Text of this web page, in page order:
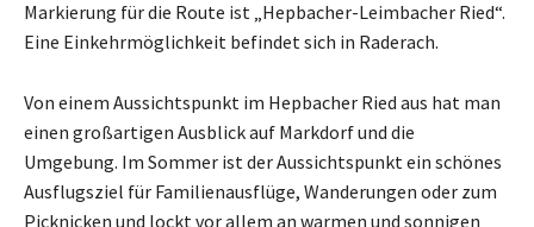
Markierung für die Route ist „Hepbacher-Leimbacher Ried“.
Eine Einkehrmöglichkeit befindet sich in Raderach.
Von einem Aussichtspunkt im Hepbacher Ried aus hat man
einen großartigen Ausblick auf Markdorf und die
Umgebung. Im Sommer ist der Aussichtspunkt ein schönes
Ausflugsziel für Familienausflüge, Wanderungen oder zum
Picknicken und lockt vor allem an warmen und sonnigen